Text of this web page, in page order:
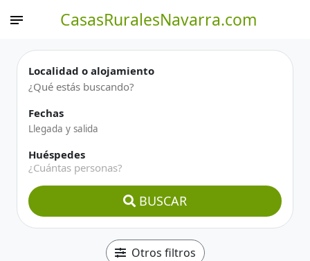
CasasRuralesNavarra.com
Localidad o alojamiento
Fechas
Huéspedes
¿Cuántas personas?
BUSCAR
Otros filtros